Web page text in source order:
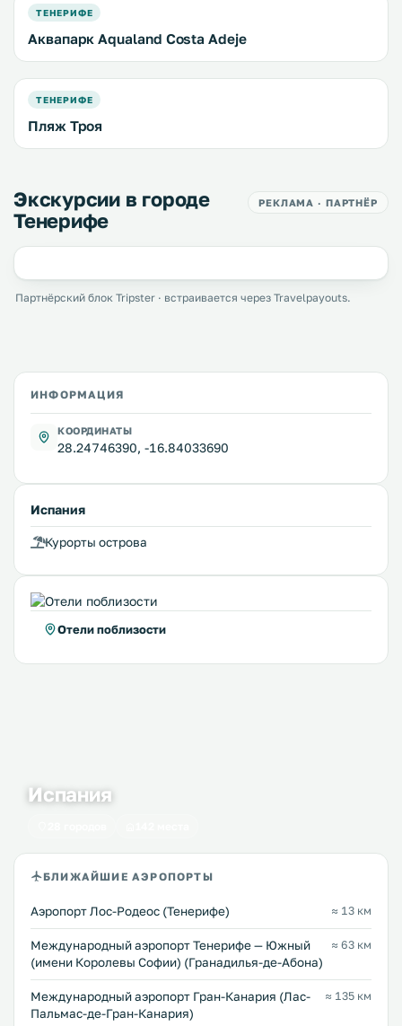
ТЕНЕРИФЕ
Аквапарк Aqualand Costa Adeje
ТЕНЕРИФЕ
Пляж Троя
Экскурсии в городе
Тенерифе
РЕКЛАМА · ПАРТНЁР
Партнёрский блок Tripster · встраивается через Travelpayouts.
ИНФОРМАЦИЯ
КООРДИНАТЫ
28.24746390, -16.84033690
Испания
Курорты острова
Отели поблизости
Испания
БЛИЖАЙШИЕ АЭРОПОРТЫ
Аэропорт Лос-Родеос (Тенерифе) ≈ 13 км
Международный аэропорт Тенерифе — Южный
(имени Королевы Софии) (Гранадилья-де-Абона)
≈ 63 км
Международный аэропорт Гран-Канария (Лас-
Пальмас-де-Гран-Канария)
≈ 135 км